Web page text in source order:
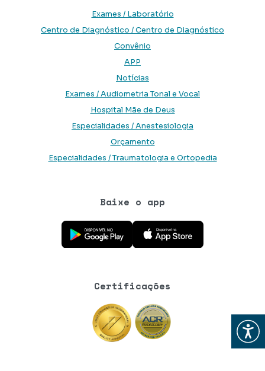
Abrir
Exames / Laboratório
Centro de Diagnóstico / Centro de Diagnóstico
Convênio
APP
Notícias
Exames / Audiometria Tonal e Vocal
Hospital Mãe de Deus
Especialidades / Anestesiologia
Orçamento
Especialidades / Traumatologia e Ortopedia
Baixe o app
Baixe o aplicativo na Google Play Store
Baixe o aplicativo na App Store
Certificações